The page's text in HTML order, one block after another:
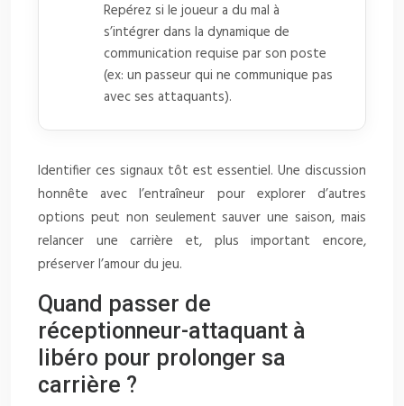
Repérez si le joueur a du mal à
s’intégrer dans la dynamique de
communication requise par son poste
(ex: un passeur qui ne communique pas
avec ses attaquants).
Identifier ces signaux tôt est essentiel. Une discussion
honnête avec l’entraîneur pour explorer d’autres
options peut non seulement sauver une saison, mais
relancer une carrière et, plus important encore,
préserver l’amour du jeu.
Quand passer de
réceptionneur-attaquant à
libéro pour prolonger sa
carrière ?